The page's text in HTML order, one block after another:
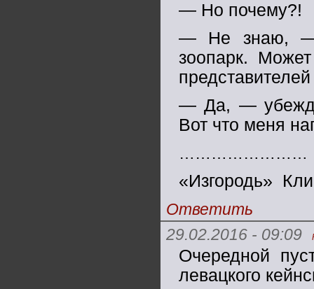
— Но почему?!
— Не знаю, —
зоопарк.
— Да, —
Вот что меня
……………………
«Изгородь»
Ответить
29.02.2016 - 09:09
Очередной
левацкого